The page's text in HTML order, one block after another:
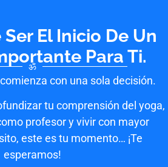
El Inicio De Un
Para Ti.
ॐ
con una sola decisión.
tu comprensión del yoga,
profesor y vivir con mayor
este es tu momento… ¡Te
esperamos!